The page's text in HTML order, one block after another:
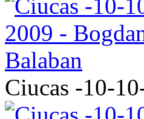
Ciucas -10-